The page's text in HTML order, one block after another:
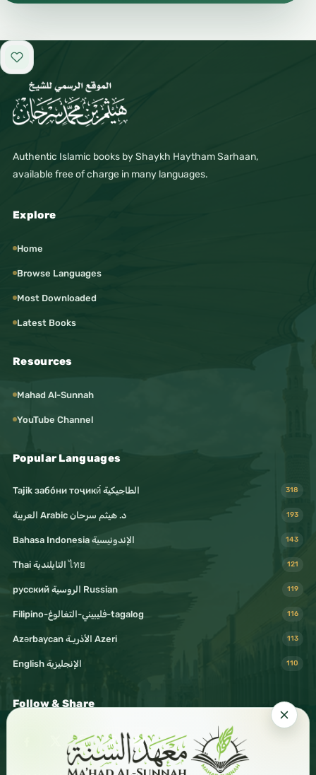
Add to favorites
Authentic Islamic books by Shaykh Haytham Sarhaan,
available free of charge in many languages.
Explore
Home
Browse Languages
Most Downloaded
Latest Books
Resources
Mahad Al-Sunnah
YouTube Channel
Popular Languages
Tajik забо́ни тоҷикӣ́ الطاجيكية 318
د. هيثم سرحان Arabic العربية 193
Bahasa Indonesia الإندونيسية 143
Thai التايلندية ไทย 121
русский الروسية Russian 119
Filipino-فليبيني-التغالوغ-tagalog 116
Azərbaycan الأذريـة Azeri 113
English الإنجليزية 110
Follow & Share